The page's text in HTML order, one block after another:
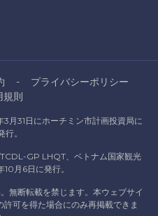
プライバシーポリシー
則
月31日にホーチミン市計画投資局に
行。
GP LHQT、ベトナム国家観光
月6日に発行。
断転載を禁じます。本ウェブサイ
可を得た場合にのみ再掲載できま